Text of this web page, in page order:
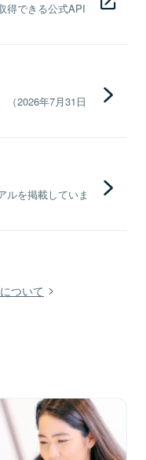
得できる公式API
（2026年7月31日
ルを掲載していま
ついて